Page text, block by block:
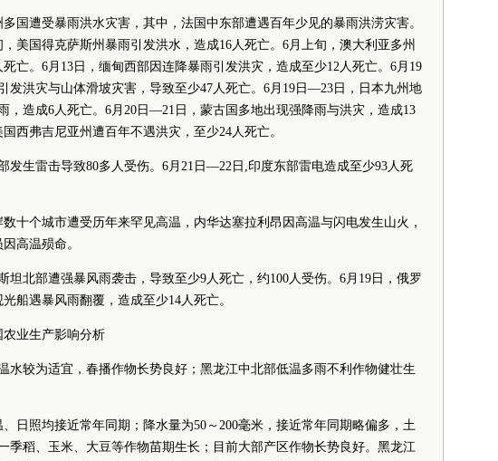
国遭受暴雨洪水灾害，其中，法国中东部遭遇百年少见的暴雨洪涝灾害。
美国得克萨斯州暴雨引发洪水，造成16人死亡。6月上旬，澳大利亚多州
亡。6月13日，缅甸西部因连降暴雨引发洪灾，造成至少12人死亡。6月19
发洪灾与山体滑坡灾害，导致至少47人死亡。6月19日—23日，日本九州地
，造成6人死亡。6月20日—21日，蒙古国多地出现强降雨与洪灾，造成13
西弗吉尼亚州遭百年不遇洪灾，至少24人死亡。
发生雷击导致80多人受伤。6月21日—22日,印度东部雷电造成至少93人死
十个城市遭受历年来罕见高温，内华达塞拉利昂因高温与闪电发生山火，
高温殒命。
坦北部遭强暴风雨袭击，导致至少9人死亡，约100人受伤。6月19日，俄罗
船遇暴风雨翻覆，造成至少14人死亡。
业生产影响分析
水较为适宜，春播作物长势良好；黑龙江中北部低温多雨不利作物健壮生
日照均接近常年同期；降水量为50～200毫米，接近常年同期略偏多，土
季稻、玉米、大豆等作物苗期生长；目前大部产区作物长势良好。黑龙江